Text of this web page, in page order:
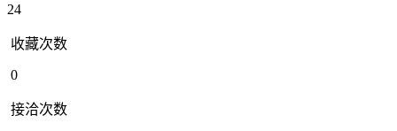
24
收藏次数
0
接洽次数